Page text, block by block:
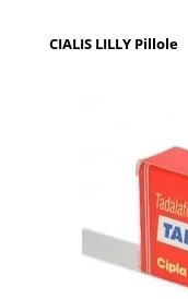
CIALIS LILLY Pillole